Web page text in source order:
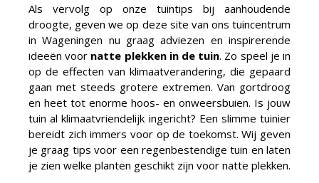
Als vervolg op onze tuintips bij aanhoudende
droogte, geven we op deze site van ons tuincentrum
in Wageningen nu graag adviezen en inspirerende
ideeën voor natte plekken in de tuin. Zo speel je in
op de effecten van klimaatverandering, die gepaard
gaan met steeds grotere extremen. Van gortdroog
en heet tot enorme hoos- en onweersbuien. Is jouw
tuin al klimaatvriendelijk ingericht? Een slimme tuinier
bereidt zich immers voor op de toekomst. Wij geven
je graag tips voor een regenbestendige tuin en laten
je zien welke planten geschikt zijn voor natte plekken.